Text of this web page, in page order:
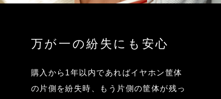
万が一の紛失にも安心
購入から1年以内であればイヤホン筐体
の片側を紛失時、もう片側の筐体が残っ